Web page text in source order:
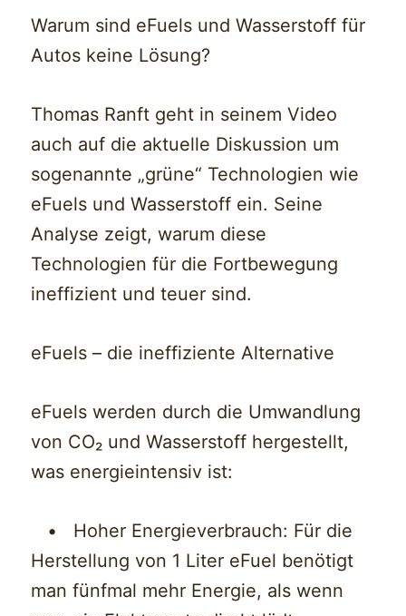
Warum sind eFuels und Wasserstoff für
Autos keine Lösung?
Thomas Ranft geht in seinem Video
auch auf die aktuelle Diskussion um
sogenannte „grüne“ Technologien wie
eFuels und Wasserstoff ein. Seine
Analyse zeigt, warum diese
Technologien für die Fortbewegung
ineffizient und teuer sind.
eFuels – die ineffiziente Alternative
eFuels werden durch die Umwandlung
von CO₂ und Wasserstoff hergestellt,
was energieintensiv ist:
• Hoher Energieverbrauch: Für die
Herstellung von 1 Liter eFuel benötigt
man fünfmal mehr Energie, als wenn